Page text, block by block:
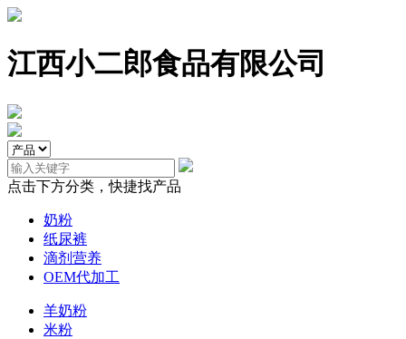
江西小二郎食品有限公司
点击下方分类，快捷找产品
奶粉
纸尿裤
滴剂营养
OEM代加工
羊奶粉
米粉